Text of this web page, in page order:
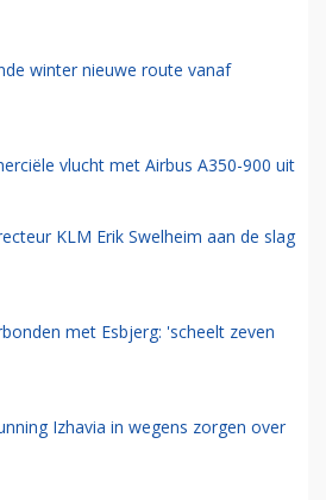
winter nieuwe route vanaf
vlucht met Airbus A350-900 uit
KLM Erik Swelheim aan de slag
met Esbjerg: 'scheelt zeven
Izhavia in wegens zorgen over